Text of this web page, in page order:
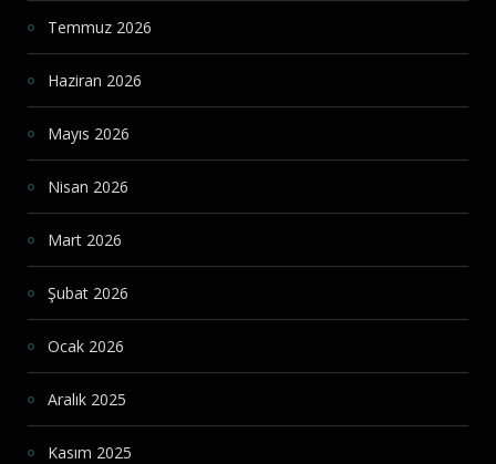
Temmuz 2026
Haziran 2026
Mayıs 2026
Nisan 2026
Mart 2026
Şubat 2026
Ocak 2026
Aralık 2025
Kasım 2025